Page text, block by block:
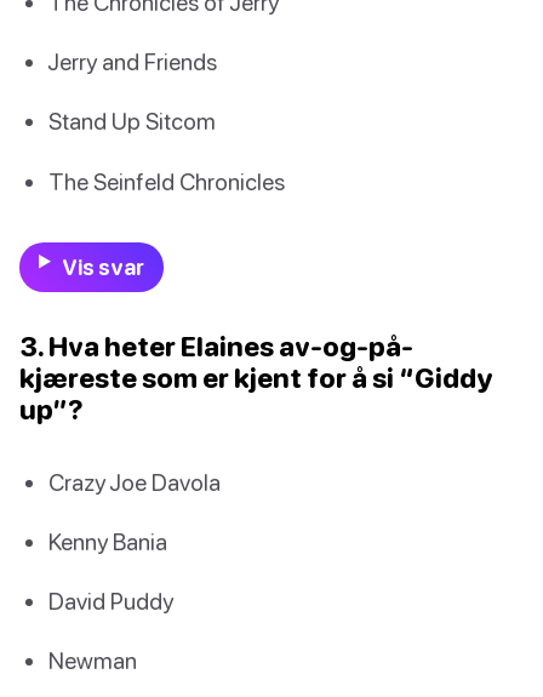
Jerry and Friends
Stand Up Sitcom
The Seinfeld Chronicles
Vis svar
3. Hva heter Elaines av-og-på-
kjæreste som er kjent for å si “Giddy
up”?
Crazy Joe Davola
Kenny Bania
David Puddy
Newman